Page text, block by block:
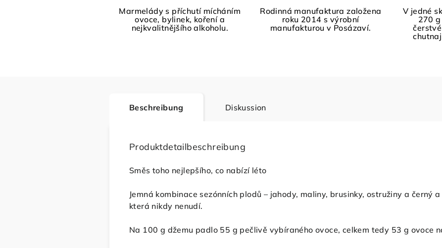
Marmelády s příchutí mícháním
ovoce, bylinek, koření a
nejkvalitnějšího alkoholu.
Rodinná manufaktura založena
roku 2014 s výrobní
manufakturou v Posázaví.
V jedné
270
Beschreibung Diskussion
Produktdetailbeschreibung
Směs toho nejlepšího, co nabízí léto
Jemná kombinace sezónních plodů – jahody, maliny, brusinky, ostružiny a černý
která nikdy nenudí.
Na 100 g džemu padlo 55 g pečlivě vybíraného ovoce, celkem tedy 53 g ovoce